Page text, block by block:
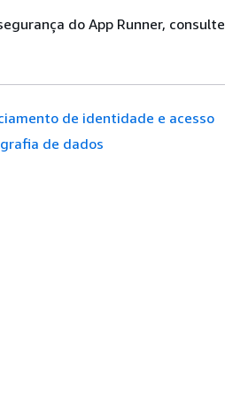
do App Runner, consulte
de identidade e acesso
de dados